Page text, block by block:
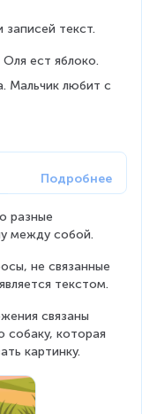
текст.
ест яблоко.
Мальчик любит с
разные
между собой.
не связанные
текстом.
связаны
которая
картинку.